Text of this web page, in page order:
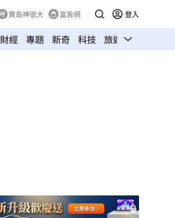
寶島神很大 富房網 登入
財經 專題 新奇 科技 旅遊 汽車